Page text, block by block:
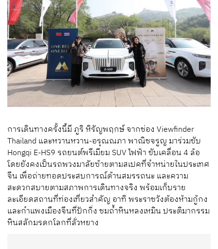
การเดินทางครั้งนี้มี ภูริ หิรัญพฤกษ์ จากช่อง Viewfinder
Thailand และหวานหวาน-อรุณณภา พาณิชจรูญ มาร่วมขับ
Hongqi E-HS9 รถยนต์พรีเมียม SUV ไฟฟ้า ขับเคลื่อน 4 ล้อ
โดยยังคงเป็นรถพวงมาลัยซ้ายตามสเปคที่จำหน่ายในประเทศ
จีน เพื่อถ่ายทอดประสบการณ์ด้านสมรรถนะ และความ
สะดวกสบายตามสภาพการเดินทางจริง พร้อมเก็บราย
ละเอียดสถานที่ท่องเที่ยวสำคัญ อาทิ พระราชวังต้องห้ามกู้กง
และกำแพงเมืองจีนที่ปักกิ่ง ชมถ้ำหินหลงเหมิน ประติมากรรม
หินสลักมรดกโลกที่ลั่วหยาง